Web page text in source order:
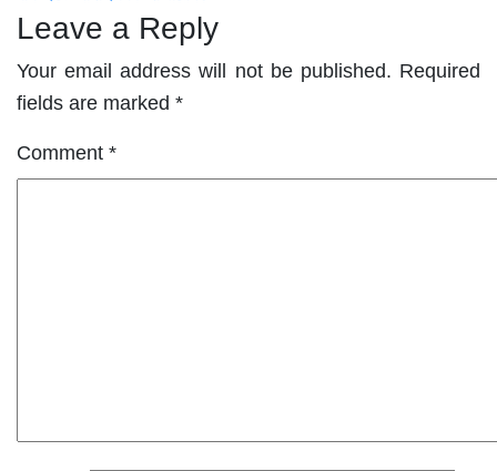
Leave a Reply
Your email address will not be published. Required
fields are marked *
Comment *